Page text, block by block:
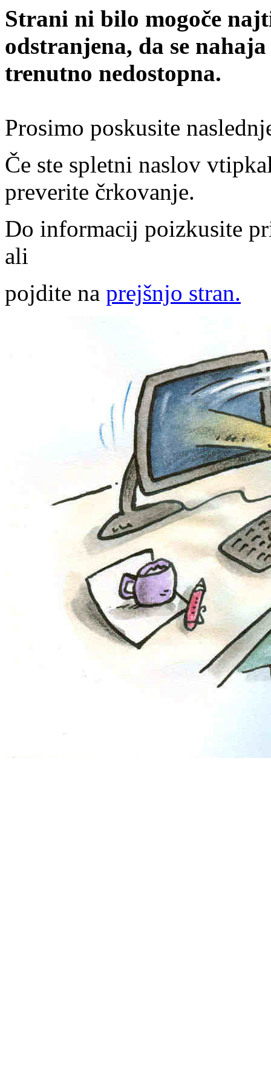
Strani ni bilo mogoče
odstranjena, da se
trenutno nedostopna.
Prosimo poskusite
Če ste spletni naslov
preverite črkovanje.
Do informacij poizkusite
ali
pojdite na prejšnjo stran.